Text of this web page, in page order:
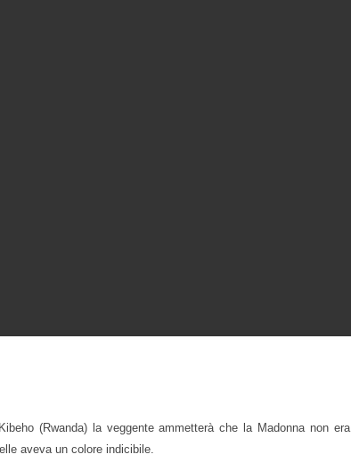
(Rwanda) la veggente ammetterà che la Madonna non era
aveva un colore indicibile.